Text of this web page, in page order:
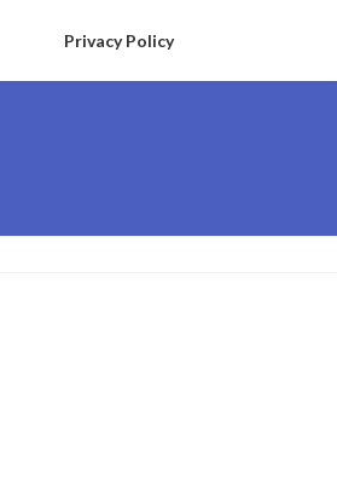
Privacy Policy